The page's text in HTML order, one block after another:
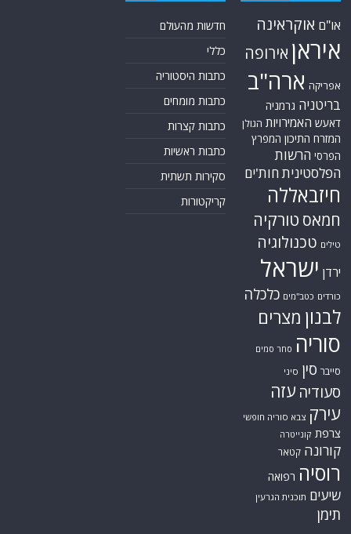
או"ם אוקראינה
איראן אירופה
אפריקה ארה"ב
בריטניה גרמניה
דאעש האמירויות הגולן
המזרח התיכון המפרץ
הפרסי הרשות
הפלסטיניתחות'ים
חיזבאללה
חמאס טורקיה
טילים טכנולוגיה
ירדן ישראל
כורדים כטב"מים כלכלה
לבנון מצרים
סוריה סחר סמים
סייבר סין סיני
סעודיה עזה
עירק צבא סוריה חופשי
צרפת קונייטרה
קורונה קטאר
רוסיה רפואה
שיעים תוכנית הגרעין
תימן
חדשות מהעולם
כללי
כתבות היסטוריה
כתבות מומחים
כתבות קצרות
כתבות ראשיות
סקירות תשתית
קריקטורות